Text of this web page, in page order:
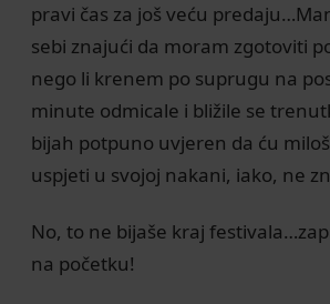
pravi čas za još veću
sebi znajući da moram zgotoviti
nego li krenem po suprugu na
minute odmicale i bližile se
bijah potpuno uvjeren da ću
uspjeti u svojoj nakani, iako, ne
No, to ne bijaše kraj
na početku!